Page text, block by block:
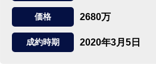
価格 2680万
成約時期 2020年3月5日